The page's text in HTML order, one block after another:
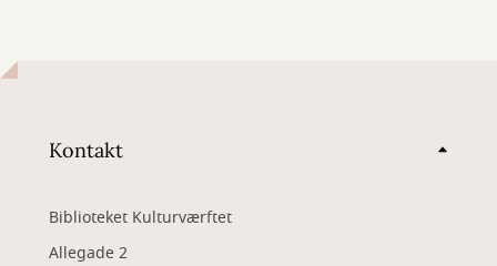
Kontakt
Biblioteket Kulturværftet
Allegade 2